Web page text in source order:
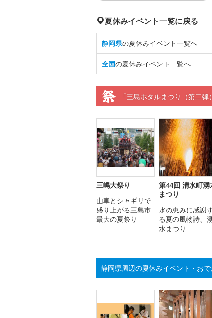
夏休みイベント一覧に戻る
静岡県の夏休みイベント一覧へ
全国の夏休みイベント一覧へ
「三島ホタルまつり（第二弾
三嶋大祭り
山車とシャギリで
盛り上がる三島市
最大の夏祭り
第44回 清水町湧
まつり
水の恵みに感謝
る夏の風物詩、
水まつり
静岡県周辺の夏休みイベント・おで